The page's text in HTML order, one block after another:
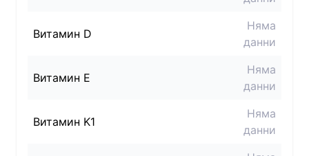
Витамин D
Няма
данни
Витамин E
Няма
данни
Витамин K1
Няма
данни